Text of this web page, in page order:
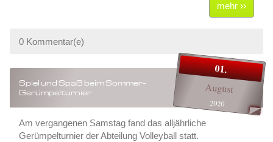
mehr ››
0 Kommentar(e)
01.
August
2020
Spiel und Spaß beim Sommer-
Gerümpelturnier
Am vergangenen Samstag fand das alljährliche
Gerümpelturnier der Abteilung Volleyball statt.